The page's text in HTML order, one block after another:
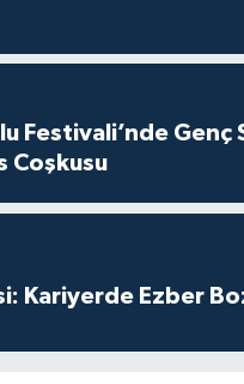
Festivali’nde Genç
Coşkusu
Kariyerde Ezber